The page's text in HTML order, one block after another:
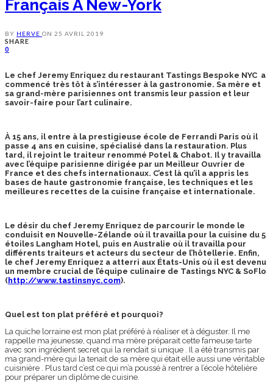
Français À New-York
BY HERVE ON 25 AVRIL 2019
SHARE
0
Le chef Jeremy Enriquez du restaurant Tastings Bespoke NYC a
commencé très tôt à s’intéresser à la gastronomie. Sa mère et
sa grand-mère parisiennes ont transmis leur passion et leur
savoir-faire pour l’art culinaire.
À 15 ans, il entre à la prestigieuse école de Ferrandi Paris où il
passe 4 ans en cuisine, spécialisé dans la restauration. Plus
tard, il rejoint le traiteur renommé Potel & Chabot. Il y travailla
avec l’équipe parisienne dirigée par un Meilleur Ouvrier de
France et des chefs internationaux. C’est là qu’il a appris les
bases de haute gastronomie française, les techniques et les
meilleures recettes de la cuisine française et internationale.
Le désir du chef Jeremy Enriquez de parcourir le monde le
conduisit en Nouvelle-Zélande où il travailla pour la cuisine du 5
étoiles Langham Hotel, puis en Australie où il travailla pour
différents traiteurs et acteurs du secteur de l’hôtellerie. Enfin,
le chef Jeremy Enriquez a atterri aux États-Unis où il est devenu
un membre crucial de l’équipe culinaire de Tastings NYC & SoFlo
(http://www.tastinsnyc.com).
Quel est ton plat préféré et pourquoi?
La quiche lorraine est mon plat préféré à réaliser et à déguster. Il me
rappelle ma jeunesse, quand ma mère préparait cette fameuse tarte
avec son ingrédient secret qui la rendait si unique . Il a été transmis par
ma grand-mère qui la tenait de sa mère qui était elle aussi une véritable
cuisinière . Plus tard c’est ce qui m’a poussé à rentrer a l’école hôtelière
pour préparer un diplôme de cuisine.